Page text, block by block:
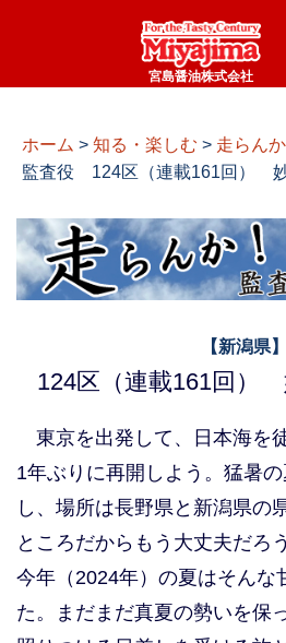
宮島醤油株式会社
ホーム > 知る・楽しむ > 走らん
監査役 124区（連載161回）
【新潟県】
124区（連載161回）
東京を出発して、日本海を
1年ぶりに再開しよう。猛暑
し、場所は長野県と新潟県の
ところだからもう大丈夫だろ
今年（2024年）の夏はそんな
た。まだまだ真夏の勢いを保